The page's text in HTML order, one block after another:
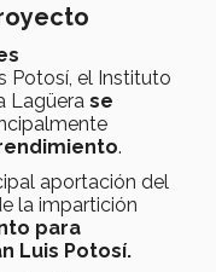
Potosí, el Instituto
Lagüera se
.
aportación del
la impartición
para
Luis Potosí.